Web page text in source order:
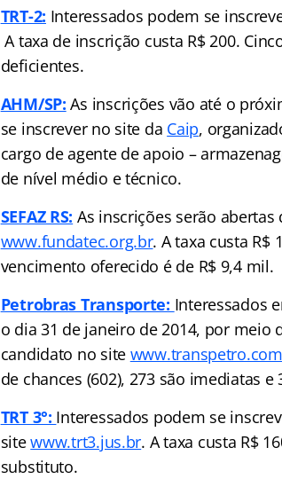
TRT-2: Interessados podem se
A taxa de inscrição custa R$ 200.
deficientes.
AHM/SP: As inscrições vão até o
se inscrever no site da Caip,
cargo de agente de apoio –
de nível médio e técnico.
SEFAZ RS: As inscrições serão
www.fundatec.org.br. A taxa custa R$
vencimento oferecido é de R$ 9,4 mil.
Petrobras Transporte: Interessados
o dia 31 de janeiro de 2014, por
candidato no site
de chances (602), 273 são imediatas
TRT 3°: Interessados podem se
sitewww.trt3.jus.br. A taxa custa R$
substituto.